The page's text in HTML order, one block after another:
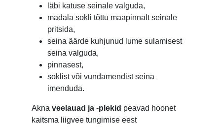
läbi katuse seinale valguda,
madala sokli tõttu maapinnalt seinale
pritsida,
seina äärde kuhjunud lume sulamisest
seina valguda,
pinnasest,
soklist või vundamendist seina
imenduda.
Akna veelauad ja -plekid peavad hoonet
kaitsma liigvee tungimise eest